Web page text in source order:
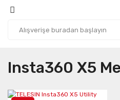
Insta360 X5